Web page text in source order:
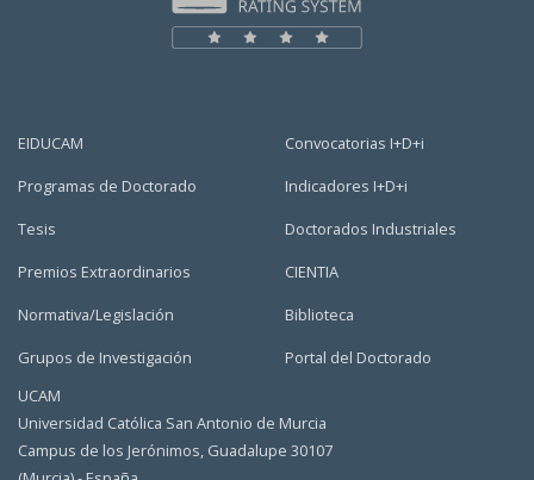
EIDUCAM
Programas de Doctorado
Tesis
Premios Extraordinarios
Normativa/Legislación
Grupos de Investigación
Convocatorias I+D+i
Indicadores I+D+i
Doctorados Industriales
CIENTIA
Biblioteca
Portal del Doctorado
UCAM
Universidad Católica San Antonio de Murcia
Campus de los Jerónimos, Guadalupe 30107